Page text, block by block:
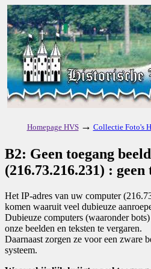
Homepage HVS → Collectie Foto's
B2: Geen toegang
(216.73.216.231) :
Het IP-adres van uw computer
komen waaruit veel dubieuze
Dubieuze computers (waaronder
onze beelden en teksten te vergaren.
Daarnaast zorgen ze voor een zware
systeem.